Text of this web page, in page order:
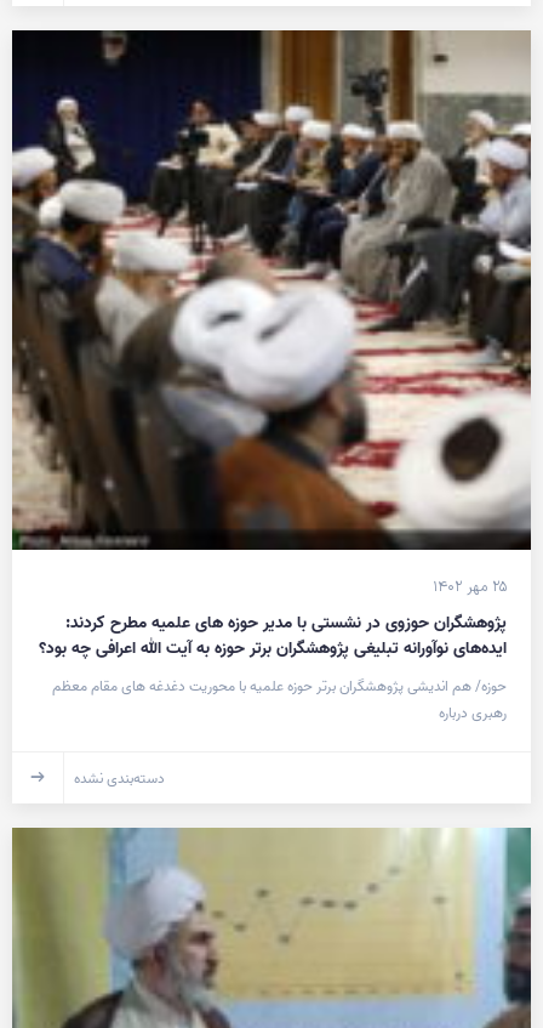
۲۵ مهر ۱۴۰۲
پژوهشگران حوزوی در نشستی با مدیر حوزه های علمیه مطرح کردند:
ایده‌های نوآورانه تبلیغی پژوهشگران برتر حوزه به آیت الله اعرافی چه بود؟
حوزه/ هم اندیشی پژوهشگران برتر حوزه علمیه با محوریت دغدغه های مقام معظم
رهبری درباره
دسته‌بندی نشده